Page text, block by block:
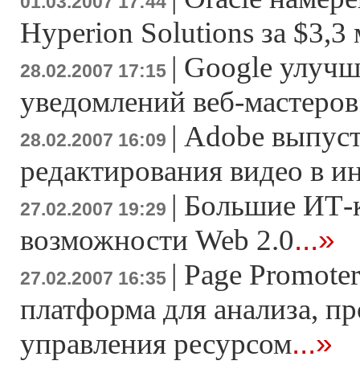
Hyperion Solutions за
28.02.2007 17:15 | Google
уведомлений веб-мастеров
28.02.2007 16:09 | Adobe
редактирования видео в
27.02.2007 19:29 | Большие ИТ-
возможности Web 2.0...»
27.02.2007 16:35 | Page
платформа для анализа,
управления ресурсом...»